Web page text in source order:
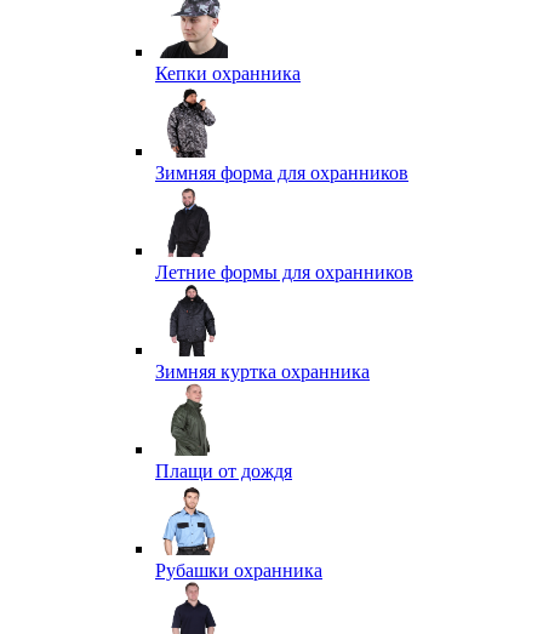
Кепки охранника
Зимняя форма для охранников
Летние формы для охранников
Зимняя куртка охранника
Плащи от дождя
Рубашки охранника